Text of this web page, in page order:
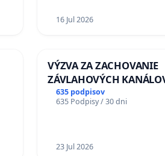
16 Jul 2026
VÝZVA ZA ZACHOVANIE
ZÁVLAHOVÝCH
VÝLUČNOM
KONTROLOU
a odvodňovacích
635 podpisov
635 Podpisy / 30 dni
23 Jul 2026